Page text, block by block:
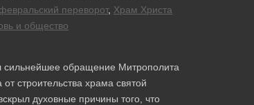
февральский переворот, Храм Христа
и общество
сильнейшее обращение Митрополита
строительства храма святой
духовные причины того, что